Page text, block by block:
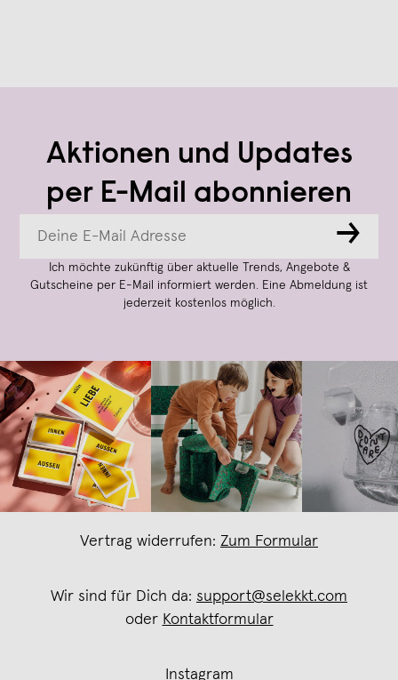
Aktionen und Updates
per E-Mail abonnieren
→
Ich möchte zukünftig über aktuelle Trends, Angebote &
Gutscheine per E-Mail informiert werden. Eine Abmeldung ist
jederzeit kostenlos möglich.
Vertrag widerrufen: Zum Formular
Wir sind für Dich da: support@selekkt.com
oder Kontaktformular
Instagram